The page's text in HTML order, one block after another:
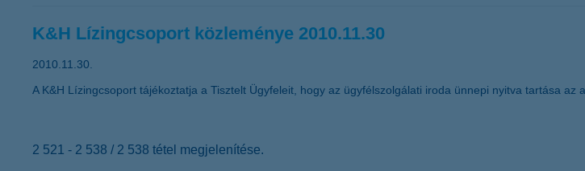
K&H Lízingcsoport közleménye 2010.11.30
2010.11.30.
A K&H Lízingcsoport tájékoztatja a Tisztelt Ügyfeleit, hogy az ügyfélszolgálati iroda ünnepi nyitva tartása az
2 521 - 2 538 / 2 538 tétel megjelenítése.